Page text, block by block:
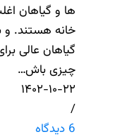
ها و گیاهان
خانه هستند.
گیاهان عالی
چیزی باش…
۱۴۰۲-۱۰-۲۲
/
6 دیدگاه